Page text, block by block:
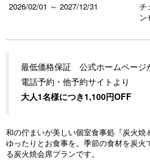
2026/02/01 ～ 2027/12/31
チ
ン
最低価格保証 公式ホームページ
電話予約・他予約サイトより
大人1名様につき1,100円OFF
和の佇まいが美しい個室食事処『炭火
ゆったりとお食事を。季節の食材を炭火
る炭火焼会席プランです。